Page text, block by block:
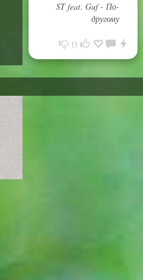
ST feat. Guf - По-
другому
0